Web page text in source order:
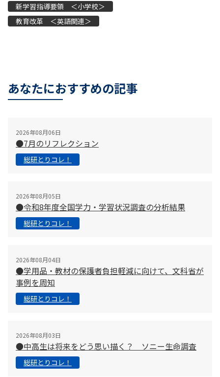
新学習指導要領 ＜小学校＞
教育改革 ＜英語関連＞
あなたにおすすめの記事
2026年08月06日
●7月のリフレクション
総研とりコレ！
2026年08月05日
●令和8年度全国学力・学習状況調査の分析結果
総研とりコレ！
2026年08月04日
●学用品・教材の保護者負担軽減に向けて、文科省が
事例を周知
総研とりコレ！
2026年08月03日
●中高生は将来をどう思い描く？ ソニー生命調査
総研とりコレ！